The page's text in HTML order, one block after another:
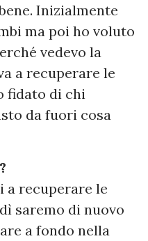
Inizialmente
ma poi ho voluto
vedevo la
a recuperare le
fidato di chi
da fuori cosa
a recuperare le
saremo di nuovo
a fondo nella